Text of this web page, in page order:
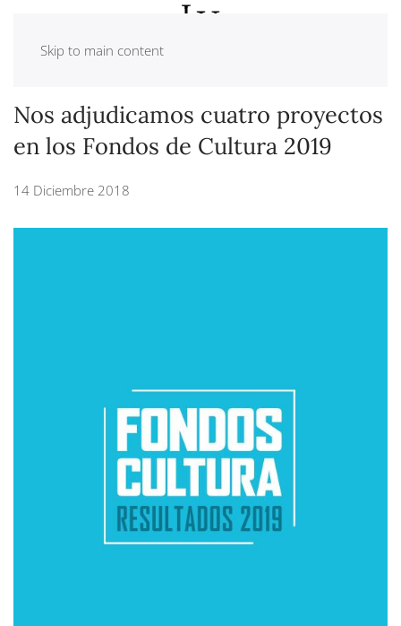
Skip to main content
Nos adjudicamos cuatro proyectos
en los Fondos de Cultura 2019
14 Diciembre 2018